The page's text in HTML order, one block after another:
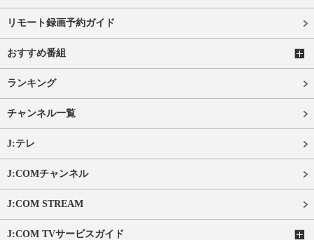
リモート録画予約ガイド
おすすめ番組
ランキング
チャンネル一覧
J:テレ
J:COMチャンネル
J:COM STREAM
J:COM TVサービスガイド